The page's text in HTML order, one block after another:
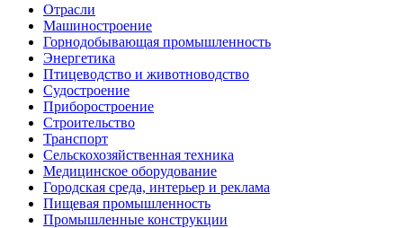
Отрасли
Машиностроение
Горнодобывающая промышленность
Энергетика
Птицеводство и животноводство
Судостроение
Приборостроение
Строительство
Транспорт
Сельскохозяйственная техника
Медицинское оборудование
Городская среда, интерьер и реклама
Пищевая промышленность
Промышленные конструкции